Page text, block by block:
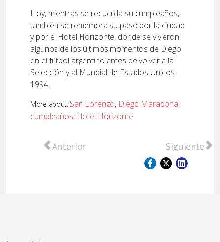
Hoy, mientras se recuerda su cumpleaños,
también se rememora su paso por la ciudad
y por el Hotel Horizonte, donde se vivieron
algunos de los últimos momentos de Diego
en el fútbol argentino antes de volver a la
Selección y al Mundial de Estados Unidos
1994.
More about: San Lorenzo, Diego Maradona,
cumpleaños, Hotel Horizonte
Artículo anterior: Racing empató con
Anterior Artículo
Siguiente